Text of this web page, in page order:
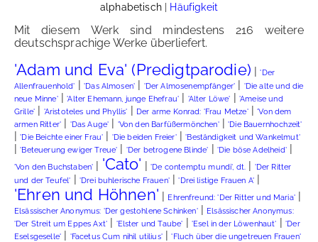
alphabetisch| Häufigkeit
Mit diesem Werk sind mindestens 216 weitere
deutschsprachige Werke überliefert.
'Adam und Eva' (Predigtparodie) |'Der
Allenfrauenhold' |'Das Almosen' | 'Der Almosenempfänger' | 'Die alte und die
neue Minne'|'Alter Ehemann, junge Ehefrau' | 'Alter Löwe' | 'Ameise und
Grille' | 'Aristoteles und Phyllis' | Der arme Konrad: 'Frau Metze'|'Von dem
armen Ritter' | 'Das Auge' | 'Von den Barfüßermönchen'|'Die Bauernhochzeit'
|'Die Beichte einer Frau' | 'Die beiden Freier'|'Beständigkeit und Wankelmut'
|'Beteuerung ewiger Treue' | 'Der betrogene Blinde' | 'Die böse Adelheid'|
'Von den Buchstaben' | 'Cato' |'De contemptu mundi', dt. | 'Der Ritter
und der Teufel' | 'Drei buhlerische Frauen'|'Drei listige Frauen A' |
'Ehren und Höhnen' | Ehrenfreund: 'Der Ritter und Maria'|
Elsässischer Anonymus: 'Der gestohlene Schinken'| Elsässischer Anonymus:
'Der Streit um Eppes Axt' | 'Elster und Taube' | 'Esel in der Löwenhaut' |'Der
Eselsgeselle' | 'Facetus Cum nihil utilius'|'Fluch über die ungetreuen Frauen'